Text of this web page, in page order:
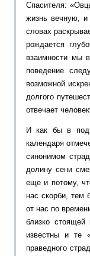
Спасителя:
жизнь вечную, и
словах
рождается
взаимности мы
поведение
возможной
долгого
отвечает
И как бы в
календаря
синонимом
долину сени
еще и потому,
нас скорби, тем
от нас по
близко
известны и те
праведного